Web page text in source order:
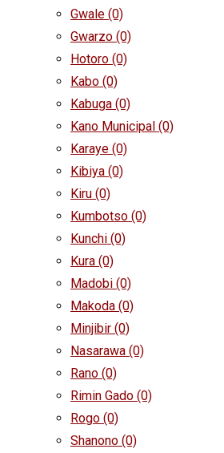
Gwale (0)
Gwarzo (0)
Hotoro (0)
Kabo (0)
Kabuga (0)
Kano Municipal (0)
Karaye (0)
Kibiya (0)
Kiru (0)
Kumbotso (0)
Kunchi (0)
Kura (0)
Madobi (0)
Makoda (0)
Minjibir (0)
Nasarawa (0)
Rano (0)
Rimin Gado (0)
Rogo (0)
Shanono (0)